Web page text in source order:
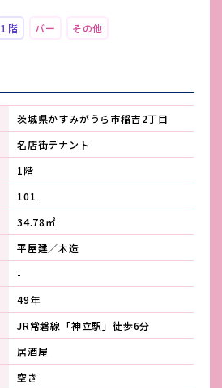
１階 バー その他
茨城県かすみがうら市稲吉2丁目
名店街テナント
1階
101
34.78㎡
平屋建／木造
-
49年
JR常磐線「神立駅」徒歩6分
居酒屋
空き